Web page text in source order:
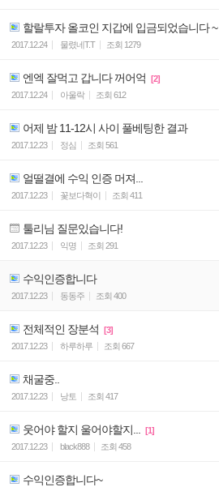
할랄투자 올코인 지갑에 입금되었습니다 ~
2017.12.24
물렸네T.T 조회 1279
엔엑 잘먹고 갑니다 꺼어억 [2]
2017.12.24
아울락 조회 612
어제 밤 11-12시 사이 풀베팅한 결과
2017.12.23 정심 조회 561
얼떨결에 수익 인증 머져...
2017.12.23 꽃보다혁이 조회 411
툴리님 질문있습니다!
2017.12.23 익명 조회 291
수익인증합니다
2017.12.23 동동주 조회 400
전체적인 장분석 [3]
2017.12.23
하루하루 조회 667
채굴중..
2017.12.23 낭토 조회 417
웃어야 할지 울어야할지...
[1]
2017.12.23
black888 조회 458
수익인증합니다~